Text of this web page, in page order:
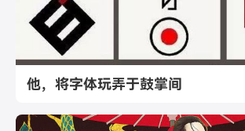
他，将字体玩弄于鼓掌间